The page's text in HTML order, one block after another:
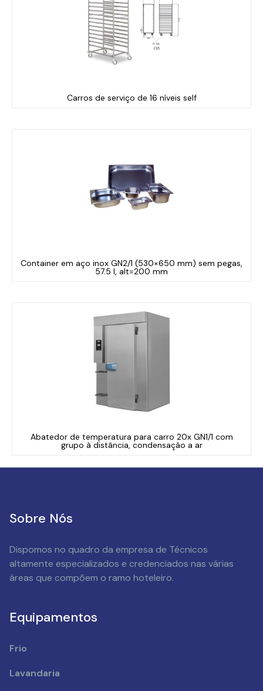
Carros de serviço de 16 níveis self
Container em aço inox GN2/1 (530×650 mm) sem pegas,
57.5 l, alt=200 mm
Abatedor de temperatura para carro 20x GN1/1 com
grupo à distância, condensação a ar
Sobre Nós
Dispomos no quadro da empresa de Técnicos
altamente especializados e credenciados nas várias
áreas que compõem o ramo hoteleiro.
Equipamentos
Frio
Lavandaria